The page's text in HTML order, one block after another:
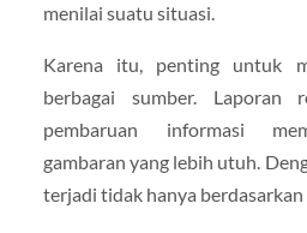
menilai suatu situasi.
Karena itu, penting untuk
berbagai sumber. Laporan
pembaruan informasi
gambaran yang lebih utuh.
terjadi tidak hanya berdasarkan